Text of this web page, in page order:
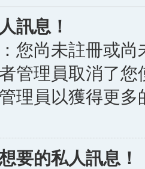
訊息！
您尚未註冊或
管理員取消了
理員以獲得更多
要的私人訊息！